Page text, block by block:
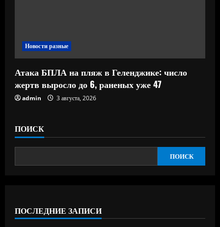
Новости разные
Атака БПЛА на пляж в Геленджике: число
жертв выросло до 6, раненых уже 47
admin 3 августа, 2026
ПОИСК
ПОИСК
ПОСЛЕДНИЕ ЗАПИСИ